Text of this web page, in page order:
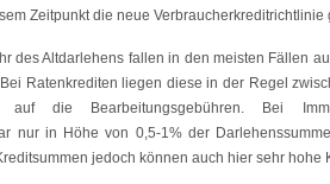
Zeitpunkt die neue Verbraucherkreditrichtlinie
des Altdarlehens fallen in den meisten Fällen
Ratenkrediten liegen diese in der Regel
auf die Bearbeitungsgebühren. Bei
nur in Höhe von 0,5-1% der
jedoch können auch hier sehr hohe